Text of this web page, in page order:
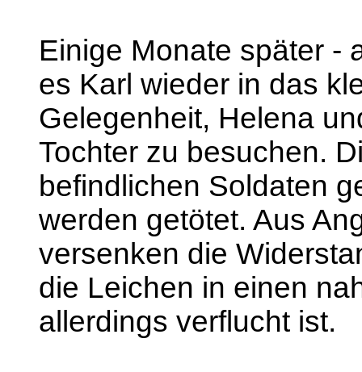
Einige Monate später -
es Karl wieder in das
Gelegenheit, Helena
Tochter zu besuchen.
befindlichen Soldaten
werden getötet. Aus
versenken die
die Leichen in einen
allerdings verflucht ist.